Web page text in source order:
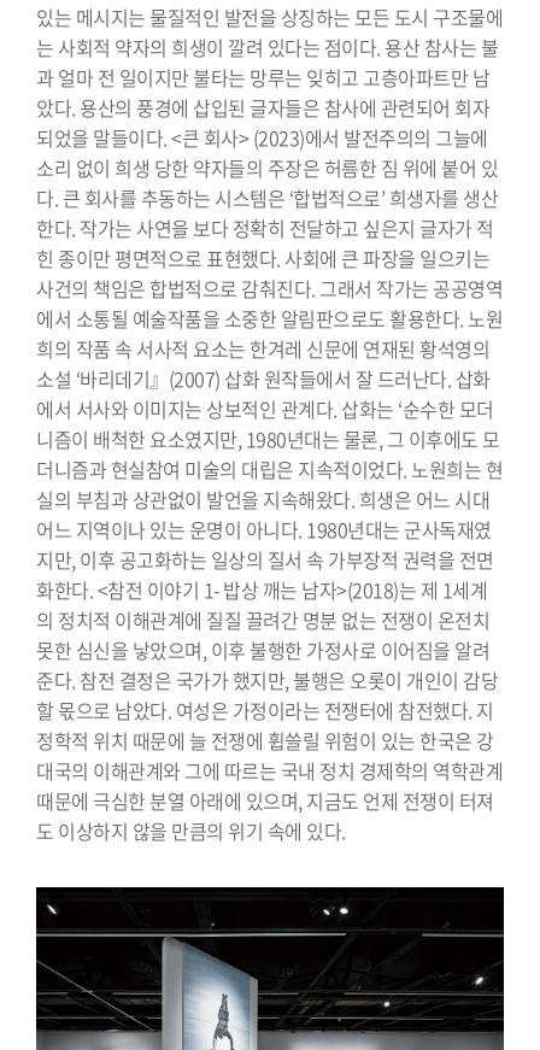
있는 메시지는 물질적인 발전을 상징하는 모든 도시 구조물에
는 사회적 약자의 희생이 깔려 있다는 점이다. 용산 참사는 불
과 얼마 전 일이지만 불타는 망루는 잊히고 고층아파트만 남
았다. 용산의 풍경에 삽입된 글자들은 참사에 관련되어 회자
되었을 말들이다. <큰 회사> (2023)에서 발전주의의 그늘에
소리 없이 희생 당한 약자들의 주장은 허름한 짐 위에 붙어 있
다. 큰 회사를 추동하는 시스템은 ‘합법적으로’ 희생자를 생산
한다. 작가는 사연을 보다 정확히 전달하고 싶은지 글자가 적
힌 종이만 평면적으로 표현했다. 사회에 큰 파장을 일으키는
사건의 책임은 합법적으로 감춰진다. 그래서 작가는 공공영역
에서 소통될 예술작품을 소중한 알림판으로도 활용한다. 노원
희의 작품 속 서사적 요소는 한겨레 신문에 연재된 황석영의
소설 ‘바리데기』(2007) 삽화 원작들에서 잘 드러난다. 삽화
에서 서사와 이미지는 상보적인 관계다. 삽화는 ‘순수한 모더
니즘이 배척한 요소였지만, 1980년대는 물론, 그 이후에도 모
더니즘과 현실참여 미술의 대립은 지속적이었다. 노원희는 현
실의 부침과 상관없이 발언을 지속해왔다. 희생은 어느 시대
어느 지역이나 있는 운명이 아니다. 1980년대는 군사독재였
지만, 이후 공고화하는 일상의 질서 속 가부장적 권력을 전면
화한다. <참전 이야기 1- 밥상 깨는 남자>(2018)는 제 1세계
의 정치적 이해관계에 질질 끌려간 명분 없는 전쟁이 온전치
못한 심신을 낳았으며, 이후 불행한 가정사로 이어짐을 알려
준다. 참전 결정은 국가가 했지만, 불행은 오롯이 개인이 감당
할 몫으로 남았다. 여성은 가정이라는 전쟁터에 참전했다. 지
정학적 위치 때문에 늘 전쟁에 휩쓸릴 위험이 있는 한국은 강
대국의 이해관계와 그에 따르는 국내 정치 경제학의 역학관계
때문에 극심한 분열 아래에 있으며, 지금도 언제 전쟁이 터져
도 이상하지 않을 만큼의 위기 속에 있다.